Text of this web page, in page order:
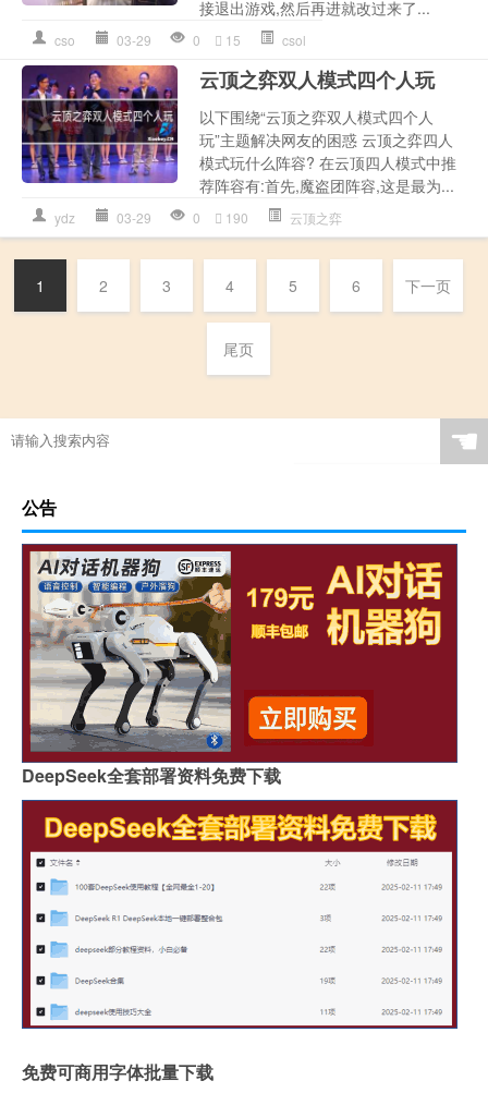
接退出游戏,然后再进就改过来了...
cso 03-29 0 15 csol
云顶之弈双人模式四个人玩
以下围绕“云顶之弈双人模式四个人
玩”主题解决网友的困惑 云顶之弈四人
模式玩什么阵容? 在云顶四人模式中推
荐阵容有:首先,魔盗团阵容,这是最为...
ydz 03-29 0 190 云顶之弈
1 2 3 4 5 6 下一页
尾页
☚
公告
DeepSeek全套部署资料免费下载
免费可商用字体批量下载